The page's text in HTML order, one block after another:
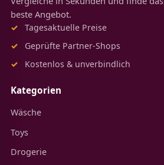
beste Angebot.
Tagesaktuelle Preise
Geprüfte Partner-Shops
Kostenlos & unverbindlich
Kategorien
Wäsche
Toys
Drogerie